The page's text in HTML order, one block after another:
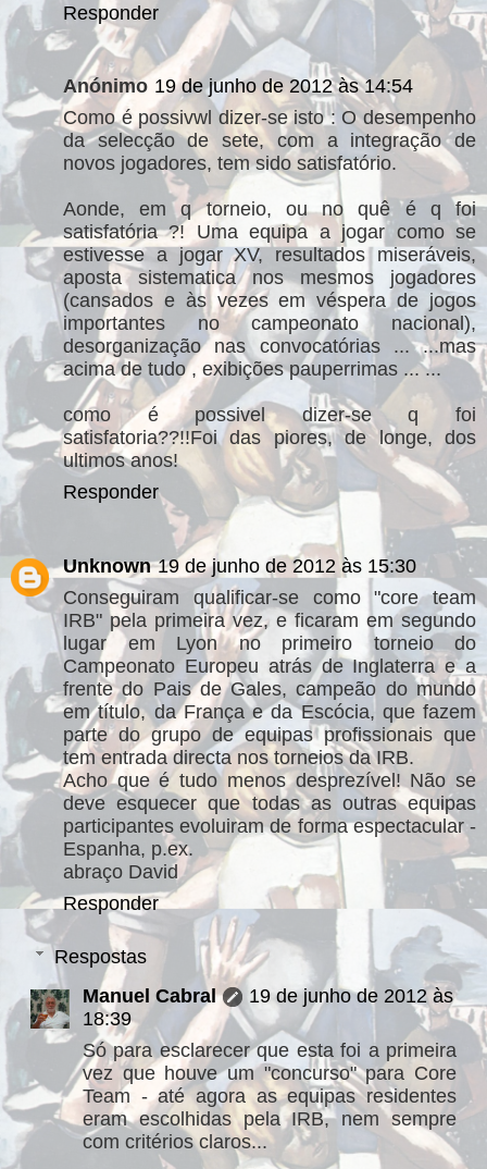
Responder
Anónimo 19 de junho de 2012 às 14:54
Como é possivwl dizer-se isto : O desempenho
da selecção de sete, com a integração de
novos jogadores, tem sido satisfatório.
Aonde, em q torneio, ou no quê é q foi
satisfatória ?! Uma equipa a jogar como se
estivesse a jogar XV, resultados miseráveis,
aposta sistematica nos mesmos jogadores
(cansados e às vezes em véspera de jogos
importantes no campeonato nacional),
desorganização nas convocatórias ... ...mas
acima de tudo , exibições pauperrimas ... ...
como é possivel dizer-se q foi
satisfatoria??!!Foi das piores, de longe, dos
ultimos anos!
Responder
Unknown 19 de junho de 2012 às 15:30
Conseguiram qualificar-se como "core team
IRB" pela primeira vez, e ficaram em segundo
lugar em Lyon no primeiro torneio do
Campeonato Europeu atrás de Inglaterra e a
frente do Pais de Gales, campeão do mundo
em título, da França e da Escócia, que fazem
parte do grupo de equipas profissionais que
tem entrada directa nos torneios da IRB.
Acho que é tudo menos desprezível! Não se
deve esquecer que todas as outras equipas
participantes evoluiram de forma espectacular -
Espanha, p.ex.
abraço David
Responder
Respostas
Manuel Cabral
19 de junho de 2012 às
18:39
Só para esclarecer que esta foi a primeira
vez que houve um "concurso" para Core
Team - até agora as equipas residentes
eram escolhidas pela IRB, nem sempre
com critérios claros...